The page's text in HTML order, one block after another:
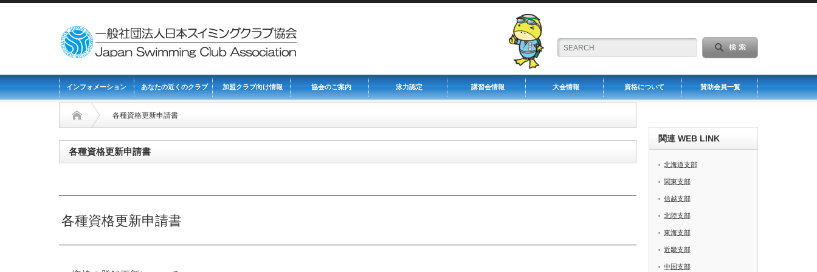
インフォメーション あなたの近くのクラブ 加盟クラブ向け情報 協会のご案内 泳力認定 講習会情報 大会情報 資格について 賛助会員一覧
各種資格更新申請書
各種資格更新申請書
各種資格更新申請書
関連 WEB LINK
北海道支部
関東支部
信越支部
北陸支部
東海支部
近畿支部
中国支部